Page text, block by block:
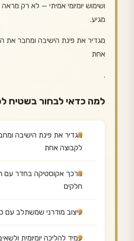
ושימוש יומיומי אמיתי — לא רק
מגיע.
מגדיר את פינת הישיבה ומחבר את
אחת
.
למה כדאי לבחור בשטיח
מגדיר את פינת הישיבה
לקבוצה אחת
מרכך אקוסטיקה בחדר עם
חלקים
עיצוב מודרני שמשתלב עם
עמיד להליכה יומיומית